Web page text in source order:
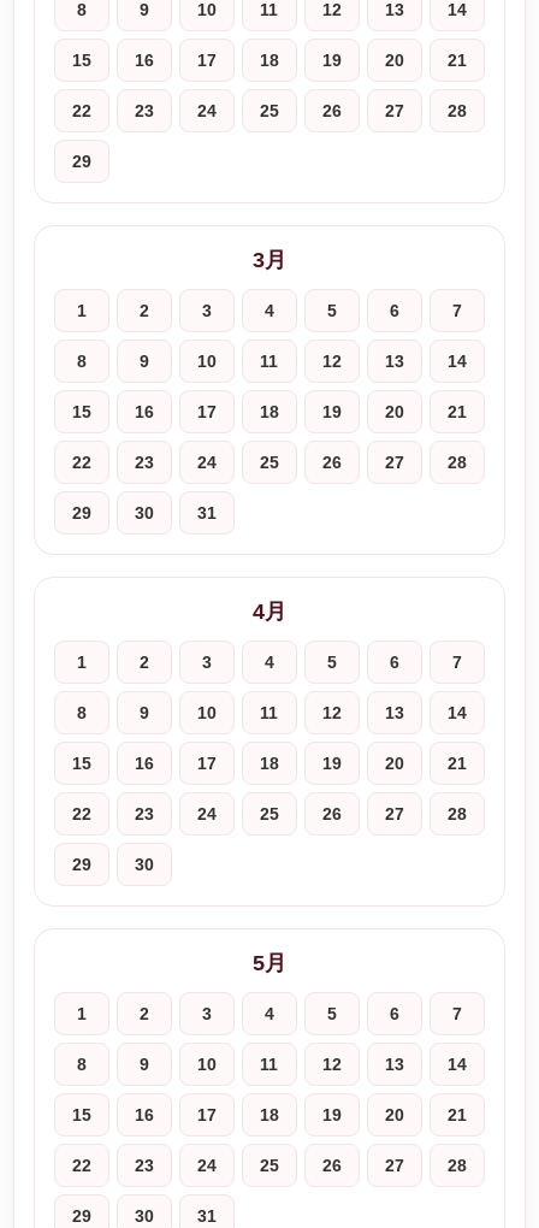
8 9 10 11 12 13 14
15 16 17 18 19 20 21
22 23 24 25 26 27 28
29
3月
1 2 3 4 5 6 7
8 9 10 11 12 13 14
15 16 17 18 19 20 21
22 23 24 25 26 27 28
29 30 31
4月
1 2 3 4 5 6 7
8 9 10 11 12 13 14
15 16 17 18 19 20 21
22 23 24 25 26 27 28
29 30
5月
1 2 3 4 5 6 7
8 9 10 11 12 13 14
15 16 17 18 19 20 21
22 23 24 25 26 27 28
29 30 31